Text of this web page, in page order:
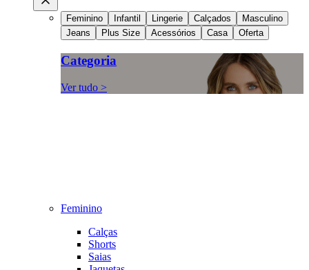
Feminino Infantil Lingerie Calçados
Masculino
Jeans
Plus Size Acessórios Casa Oferta
Categoria
Ver tudo >
Feminino
Calças
Shorts
Saias